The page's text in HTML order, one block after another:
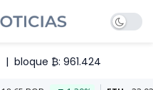
| bloque ₿: 961.424